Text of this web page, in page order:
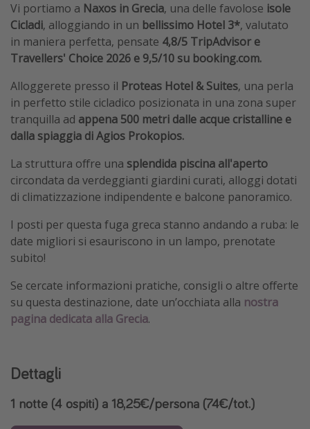
Calendario di viaggio
Festività del 2026
Città più visitate
Vi portiamo a Naxos in Grecia, una delle favolose isole
Cicladi, alloggiando in un bellissimo Hotel 3*, valutato
in maniera perfetta, pensate 4,8/5 TripAdvisor e
Travellers' Choice 2026 e 9,5/10 su booking.com.
Alloggerete presso il Proteas Hotel & Suites, una perla
in perfetto stile cicladico posizionata in una zona super
tranquilla ad appena 500 metri dalle acque cristalline e
dalla spiaggia di Agios Prokopios.
La struttura offre una splendida piscina all'aperto
circondata da verdeggianti giardini curati, alloggi dotati
di climatizzazione indipendente e balcone panoramico.
I posti per questa fuga greca stanno andando a ruba: le
date migliori si esauriscono in un lampo, prenotate
subito!
Se cercate informazioni pratiche, consigli o altre offerte
su questa destinazione, date un’occhiata alla nostra
pagina dedicata alla Grecia.
Dettagli
1 notte (4 ospiti) a 18,25€/persona (74€/tot.)